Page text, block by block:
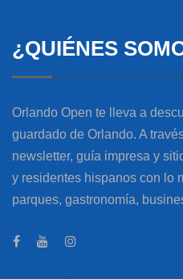
¿QUIÉNES
Orlando Open te lleva a
guardado de Orlando. A
newsletter, guía impresa y
y residentes hispanos con lo
parques, gastronomía,